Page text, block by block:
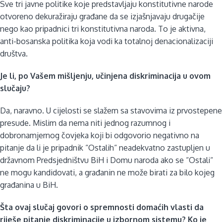
Sve tri javne politike koje predstavljaju konstitutivne narode
otvoreno dekuražiraju građane da se izjašnjavaju drugačije
nego kao pripadnici tri konstitutivna naroda. To je aktivna,
anti-bosanska politika koja vodi ka totalnoj denacionalizaciji
društva.
Je li, po Vašem mišljenju, učinjena diskriminacija u ovom
slučaju?
Da, naravno. U cijelosti se slažem sa stavovima iz prvostepene
presude. Mislim da nema niti jednog razumnog i
dobronamjernog čovjeka koji bi odgovorio negativno na
pitanje da li je pripadnik “Ostalih“ neadekvatno zastupljen u
državnom Predsjedništvu BiH i Domu naroda ako se “Ostali“
ne mogu kandidovati, a građanin ne može birati za bilo kojeg
građanina u BiH.
Šta ovaj slučaj govori o spremnosti domaćih vlasti da
riješe pitanje diskriminacije u izbornom sistemu? Ko je